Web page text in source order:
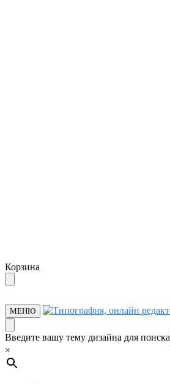
Перейти
к
навигации
Перейти
к
содержанию
Корзина
МЕНЮ
Введите вашу тему дизайна для поиска
×